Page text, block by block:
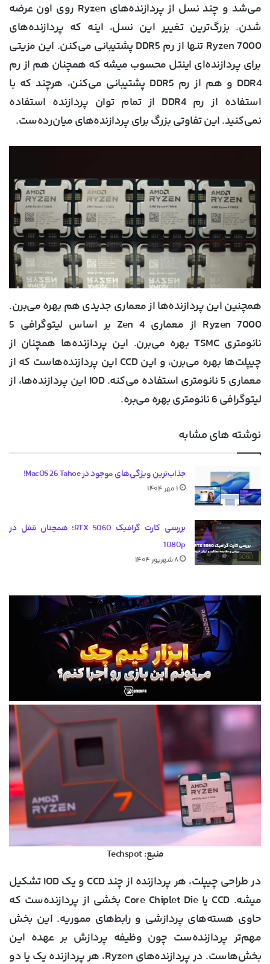
می‌شد و چند نسل از پردازنده‌های Ryzen روی اون عرضه
شدن. بزرگ‌ترین تغییر این نسل، اینه که پردازنده‌های
Ryzen 7000 تنها از رم DDR5 پشتیبانی می‌کنن. این مزیتی
برای پردازنده‌ای اینتل محسوب میشه که همچنان هم از رم
DDR4 و هم از رم DDR5 پشتیبانی می‌کنن، هرچند که با
استفاده از رم DDR4 از تمام توان پردازنده استفاده
نمی‌کنید. این تفاوتی بزرگ برای پردازنده‌های میان‌رده‌ست.
همچنین این پردازنده‌ها از معماری جدیدی هم بهره می‌برن.
Ryzen 7000 از معماری Zen 4 بر اساس لیتوگرافی 5
نانومتری TSMC بهره می‌برن. این پردازنده‌ها همچنان از
چیپلت‌ها بهره می‌برن، و این CCD این پردازنده‌هاست که از
معماری 5 نانومتری استفاده می‌کنه. IOD این پردازنده‌ها، از
لیتوگرافی 6 نانومتری بهره می‌بره.
نوشته های مشابه
جذاب‌ترین ویژگی‌های موجود در MacOS 26 Tahoe!
۱ مهر ۱۴۰۴
بررسی کارت گرافیک RTX 5060؛ همچنان قفل در
1080p
۸ شهریور ۱۴۰۴
منبع: Techspot
در طراحی چیپلت، هر پردازنده از چند CCD و یک IOD تشکیل
میشه. CCD یا Core Chiplet Die بخشی از پردازنده‌ست که
حاوی هسته‌های پردازشی و رابط‌های مموریه. این بخش
مهم‌تر پردازنده‌ست چون وظیفه پردازش بر عهده این
بخش‌هاست. در پردازنده‌های Ryzen، هر پردازنده یک یا دو